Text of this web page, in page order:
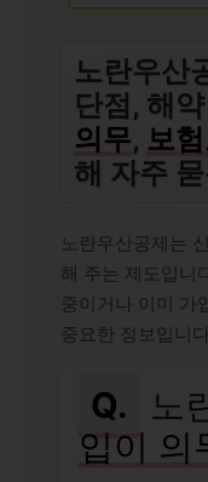
노란우산
단점, 해
의무, 보
해 자주
노란우산공제는
해 주는 제도입니
중이거나 이미 가
중요한 정보입니다.
Q. 노
입이 의